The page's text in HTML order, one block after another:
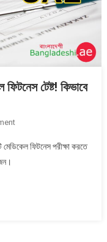
টেষ্ট! কিভাবে
On
আমিরাতেরফিটনেস পরীক্ষা করতে